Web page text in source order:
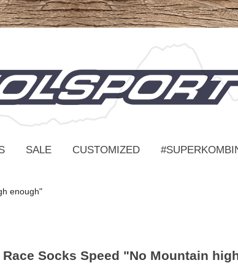
SALE CUSTOMIZED
enough"
Race Socks Speed "No Mountain